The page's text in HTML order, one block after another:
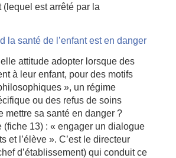
(lequel est arrêté par la
la santé de l’enfant est en danger
attitude adopter lorsque des
à leur enfant, pour des motifs
», un régime
ou des refus de soins
mettre sa santé en danger ?
(fiche 13) : « engager un dialogue
et l’élève ». C’est le directeur
d’établissement) qui conduit ce